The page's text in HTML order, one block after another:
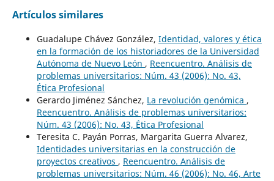
Artículos similares
Guadalupe Chávez González, Identidad, valores y ética
en la formación de los historiadores de la Universidad
Autónoma de Nuevo León , Reencuentro. Análisis de
problemas universitarios: Núm. 43 (2006): No. 43,
Ética Profesional
Gerardo Jiménez Sánchez, La revolución genómica ,
Reencuentro. Análisis de problemas universitarios:
Núm. 43 (2006): No. 43, Ética Profesional
Teresita C. Payán Porras, Margarita Guerra Alvarez,
Identidades universitarias en la construcción de
proyectos creativos , Reencuentro. Análisis de
problemas universitarios: Núm. 46 (2006): No. 46, Arte